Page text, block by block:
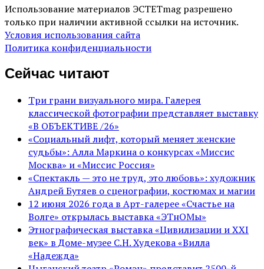
Использование материалов ЭСТЕТmag разрешено
только при наличии активной ссылки на источник.
Условия использования сайта
Политика конфиденциальности
Сейчас читают
Три грани визуального мира. Галерея
классической фотографии представляет выставку
«В ОБЪЕКТИВЕ /26»
«Социальный лифт, который меняет женские
судьбы»: Алла Маркина о конкурсах «Миссис
Москва» и «Миссис Россия»
«Спектакль — это не труд, это любовь»: художник
Андрей Бутяев о сценографии, костюмах и магии
12 июня 2026 года в Арт-галерее «Счастье на
Волге» открылась выставка «ЭТнОМы»
Этнографическая выставка «Цивилизации и ХХI
век» в Доме-музее С.Н. Худекова «Вилла
«Надежда»